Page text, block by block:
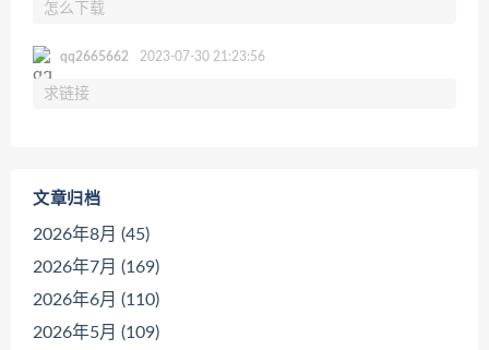
怎么下载
qq2665662 2023-07-30 21:23:56
求链接
文章归档
2026年8月 (45)
2026年7月 (169)
2026年6月 (110)
2026年5月 (109)